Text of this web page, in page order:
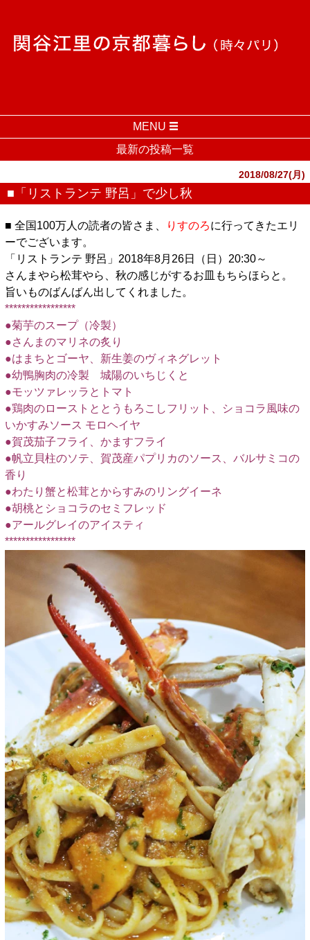
MENU
最新の投稿一覧
2018/08/27(月)
■「リストランテ 野呂」で少し秋
■ 全国100万人の読者の皆さま、 りすのろに行ってきたエリ
ーでございます。
「リストランテ 野呂」2018年8月26日（日）20:30～
さんまやら松茸やら、秋の感じがするお皿もちらほらと。
旨いものばんばん出してくれました。
*****************
●菊芋のスープ（冷製）
●さんまのマリネの炙り
●はまちとゴーヤ、新生姜のヴィネグレット
●幼鴨胸肉の冷製 城陽のいちじくと
●モッツァレッラとトマト
●鶏肉のローストととうもろこしフリット、ショコラ風味の
いかすみソース モロヘイヤ
●賀茂茄子フライ、かますフライ
●帆立貝柱のソテ、賀茂産パプリカのソース、バルサミコの
香り
●わたり蟹と松茸とからすみのリングイーネ
●胡桃とショコラのセミフレッド
●アールグレイのアイスティ
*****************